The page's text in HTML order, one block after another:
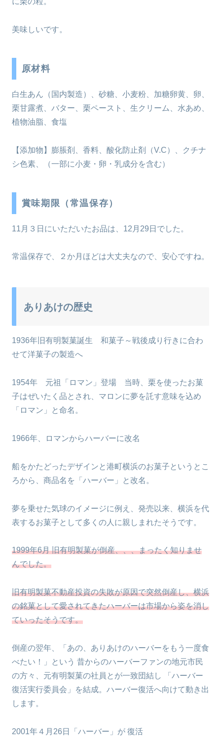
美味しいです。
原材料
白生あん（国内製造）、砂糖、小麦粉、加糖卵黄、卵、
栗甘露煮、バター、栗ペースト、生クリーム、水あめ、
植物油脂、食塩
【添加物】膨脹剤、香料、酸化防止剤（V.C）、クチナ
シ色素、（一部に小麦・卵・乳成分を含む）
賞味期限（常温保存）
11月３日にいただいたお品は、12月29日でした。
常温保存で、２か月ほどは大丈夫なので、安心ですね。
ありあけの歴史
1936年旧有明製菓誕生 和菓子～戦後成り行きに合わ
せて洋菓子の製造へ
1954年 元祖「ロマン」登場 当時、栗を使ったお菓
子はぜいたく品とされ、マロンに夢を託す意味を込め
「ロマン」と命名。
1966年、ロマンからハーバーに改名
船をかたどったデザインと港町横浜のお菓子というとこ
ろから、商品名を「ハーバー」と改名。
夢を乗せた気球のイメージに例え、発売以来、横浜を代
表するお菓子として多くの人に親しまれたそうです。
1999年6月 旧有明製菓が倒産、、、まったく知りませ
んでした。
旧有明製菓不動産投資の失敗が原因で突然倒産し、横浜
の銘菓として愛されてきたハーバーは市場から姿を消し
ていったそうです。
倒産の翌年、「あの、ありあけのハーバーをもう一度食
べたい！」という 昔からのハーバーファンの地元市民
の方々、元有明製菓の社員とが一致団結し 「ハーバー
復活実行委員会」を結成。ハーバー復活へ向けて動き出
します。
2001年４月26日「ハーバー」が 復活